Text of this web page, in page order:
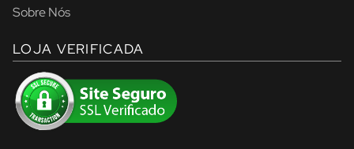
Sobre Nós
LOJA VERIFICADA